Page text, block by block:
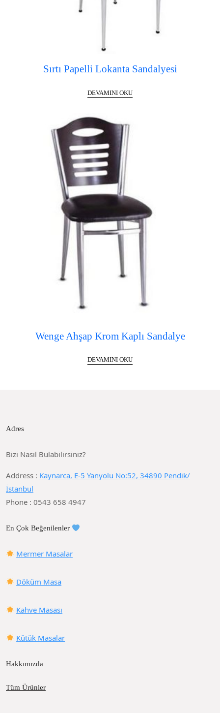
Sırtı Papelli Lokanta Sandalyesi
DEVAMINI OKU
Wenge Ahşap Krom Kaplı Sandalye
DEVAMINI OKU
Adres
Bizi Nasıl Bulabilirsiniz?
Address : Kaynarca, E-5 Yanyolu No:52, 34890 Pendik/
İstanbul
Phone : 0543 658 4947
En Çok Beğenilenler
Mermer Masalar
Döküm Masa
Kahve Masası
Kütük Masalar
Hakkımızda
Tüm Ürünler